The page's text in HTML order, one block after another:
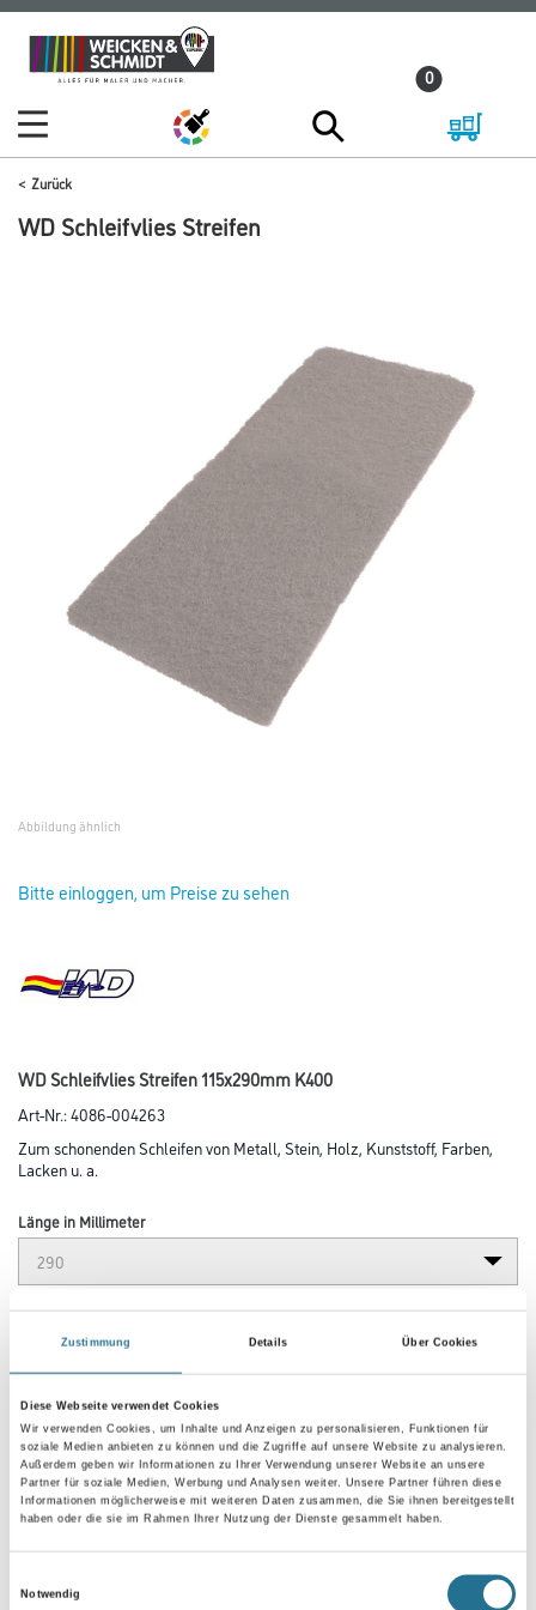
Zustimmung Details Über Cookies
Diese Webseite verwendet Cookies
Wir verwenden Cookies, um Inhalte und Anzeigen zu personalisieren, Funktionen für
soziale Medien anbieten zu können und die Zugriffe auf unsere Website zu analysieren.
Außerdem geben wir Informationen zu Ihrer Verwendung unserer Website an unsere
Partner für soziale Medien, Werbung und Analysen weiter. Unsere Partner führen diese
Informationen möglicherweise mit weiteren Daten zusammen, die Sie ihnen bereitgestellt
haben oder die sie im Rahmen Ihrer Nutzung der Dienste gesammelt haben.
Notwendig
Zum
Inhalt
Zum
Navigationsmenü
0
Zurück
WD Schleifvlies Streifen
Abbildung ähnlich
Bitte einloggen, um Preise zu sehen
WD Schleifvlies Streifen 115x290mm K400
Art-Nr.:4086-004263
Zum schonenden Schleifen von Metall, Stein, Holz, Kunststoff, Farben,
Lacken u. a.
Länge in Millimeter
Breite in millimeter
Körnung